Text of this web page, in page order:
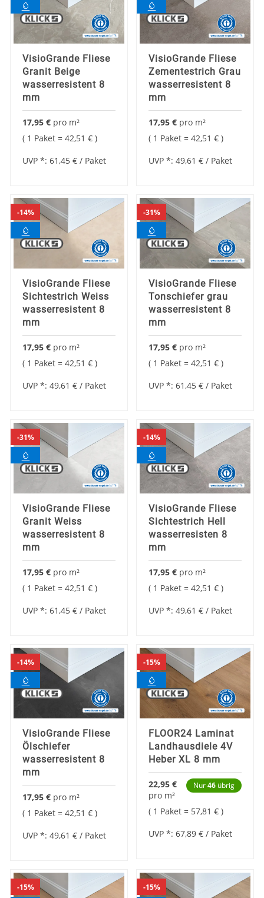
VisioGrande Fliese
Granit Beige
wasserresistent 8
mm
17,95 € pro m²
1 Paket = 42,51 €
UVP *: 61,45 € / Paket
VisioGrande Fliese
Zementestrich Grau
wasserresistent 8
mm
17,95 € pro m²
1 Paket = 42,51 €
UVP *: 49,61 € / Paket
14%
VisioGrande Fliese
Sichtestrich Weiss
wasserresistent 8
mm
17,95 € pro m²
1 Paket = 42,51 €
UVP *: 49,61 € / Paket
31%
VisioGrande Fliese
Tonschiefer grau
wasserresistent 8
mm
17,95 € pro m²
1 Paket = 42,51 €
UVP *: 61,45 € / Paket
31%
VisioGrande Fliese
Granit Weiss
wasserresistent 8
mm
17,95 € pro m²
1 Paket = 42,51 €
UVP *: 61,45 € / Paket
14%
VisioGrande Fliese
Sichtestrich Hell
wasserresisten 8
mm
17,95 € pro m²
1 Paket = 42,51 €
UVP *: 49,61 € / Paket
14%
VisioGrande Fliese
Ölschiefer
wasserresistent 8
mm
17,95 € pro m²
1 Paket = 42,51 €
UVP *: 49,61 € / Paket
15%
FLOOR24 Laminat
Landhausdiele 4V
Heber XL 8 mm
Nur46 übrig
22,95 €
pro m²
1 Paket = 57,81 €
UVP *: 67,89 € / Paket
15% 15%